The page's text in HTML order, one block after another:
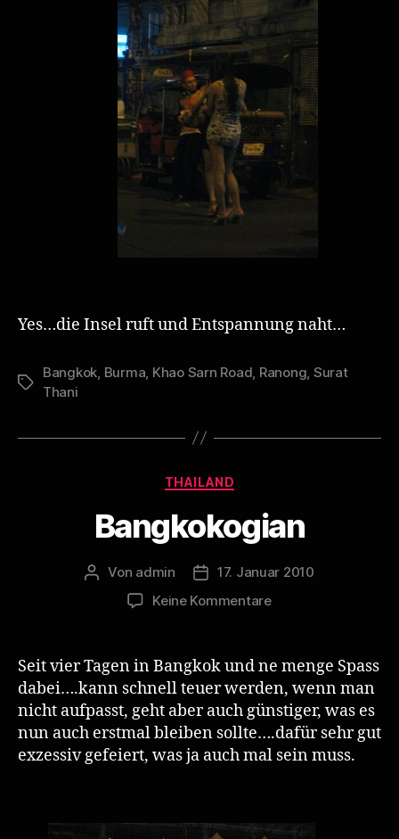
Yes…die Insel ruft und Entspannung naht…
Schlagwörter
Bangkok Burma Khao Sarn Road Ranong Surat
Thani
Kategorien
THAILAND
Bangkokogian
Beitragsautor
Von admin Veröffentlichungsdatum
17. Januar 2010
Keine Kommentarezu
Seit vier Tagen in Bangkok und ne menge Spass
dabei….kann schnell teuer werden, wenn man
nicht aufpasst, geht aber auch günstiger, was es
nun auch erstmal bleiben sollte….dafür sehr gut
exzessiv gefeiert, was ja auch mal sein muss.